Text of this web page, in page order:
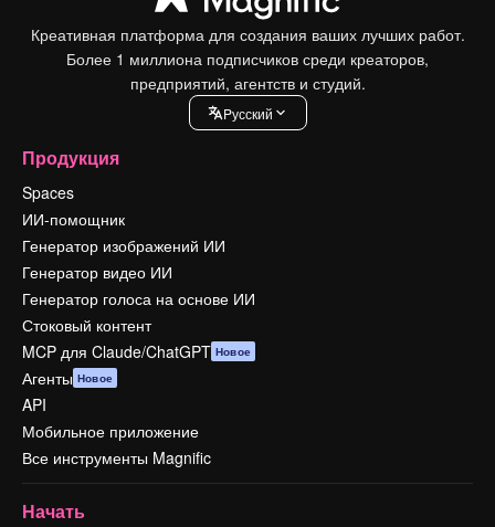
Креативная платформа для создания ваших лучших работ.
Более 1 миллиона подписчиков среди креаторов,
предприятий, агентств и студий.
Pусский
Продукция
Spaces
ИИ-помощник
Генератор изображений ИИ
Генератор видео ИИ
Генератор голоса на основе ИИ
Стоковый контент
MCP для Claude/ChatGPT Новое
Агенты Новое
API
Мобильное приложение
Все инструменты Magnific
Начать